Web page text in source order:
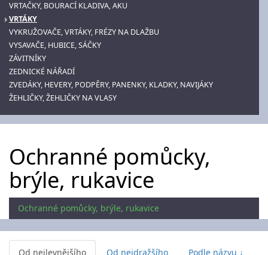
VRTAČKY, BOURACÍ KLADIVA, AKU
VRTÁKY
VYKRUŽOVAČE, VRTÁKY, FRÉZY NA DLAŽBU
VYSAVAČE, HUBICE, SÁČKY
ZÁVITNÍKY
ZEDNICKÉ NÁŘADÍ
ZVEDÁKY, HEVERY, PODPĚRY, PANENKY, KLADKY, NAVIJÁKY
ŽEHLIČKY, ŽEHLIČKY NA VLASY
Ochranné pomůcky,
brýle, rukavice
Ochranné pomůcky, brýle, rukavice
Od nejlevnějšího Od nejdražšího Podle názvu ↓